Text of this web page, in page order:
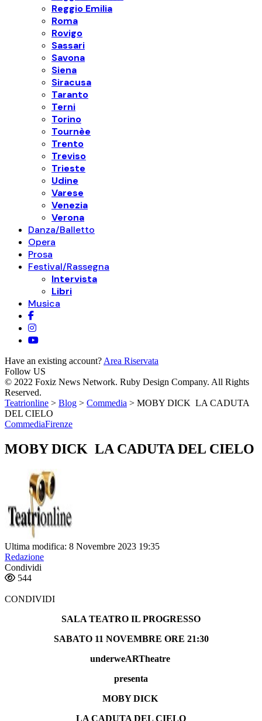
Reggio Emilia
Roma
Rovigo
Sassari
Savona
Siena
Siracusa
Taranto
Terni
Torino
Tournèe
Trento
Treviso
Trieste
Udine
Varese
Venezia
Verona
Danza/Balletto
Opera
Prosa
Festival/Rassegna
Intervista
Libri
Musica
Have an existing account? Area Riservata
Follow US
© 2022 Foxiz News Network. Ruby Design Company. All Rights
Reserved.
Teatrionline > Blog > Commedia > MOBY DICK LA CADUTA
DEL CIELO
CommediaFirenze
MOBY DICK LA CADUTA DEL CIELO
Ultima modifica: 8 Novembre 2023 19:35
Redazione
Condividi
544
CONDIVIDI
SALA TEATRO IL PROGRESSO
SABATO 11 NOVEMBRE ORE 21:30
underweARTheatre
presenta
MOBY DICK
LA CADUTA DEL CIELO